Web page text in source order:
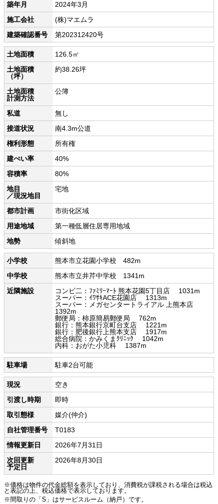
築年月
2024年3月
施工会社
(株)マエムラ
建築確認番号
第202312420号
土地面積
126.5㎡
土地面積
（坪）
約38.26坪
土地面積
計測方法
公簿
私道
無し
接道状況
南4.3m公道
権利形態
所有権
建ぺい率
40%
容積率
80%
地目
／現況地目
宅地
都市計画
市街化区域
用途地域
第一種低層住居専用地域
地勢
傾斜地
小学校
熊本市立花園小学校 482m
中学校
熊本市立井芹中学校 1341m
近隣施設
コンビ二：ﾌｧﾐﾘｰﾏｰﾄ 熊本花園5丁目店 1031m
スーパー：ｲﾜｻｷACE花園店 1313m
スーパー：メガセンタートライアル 上熊本店
1392m
郵便局：柿原簡易郵便局 762m
銀行：熊本銀行京町台支店 1221m
銀行：肥後銀行上熊本支店 1917m
総合病院：かみくまｸﾘﾆｯｸ 1042m
内科：おがた小児科 1387m
駐車場 駐車2台可能
現況
空き
引渡し時期
即時
取引態様
媒介(仲介)
自社管理番号
T0183
情報更新日
2026年7月31日
次回更新
予定日
2026年8月30日
※価格は物件の代金総額を表示しており、消費税が課税される場合は税込
と表記の上、税込価格で表示しております。
※間取りの「S」はサービスルーム（納戸）です。